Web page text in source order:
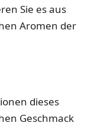
Sie es aus
Aromen der
dieses
Geschmack